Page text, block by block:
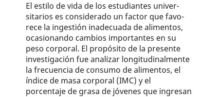
El estilo de vida de los estudiantes univer­
sitarios es considerado un factor que favo­
rece la ingestión inadecuada de alimentos,
ocasionando cambios importantes en su
peso corporal. El propósito de la presente
investigación fue analizar longitudinalmente
la frecuencia de consumo de alimentos, el
índice de masa corporal (IMC) y el
porcentaje de grasa de jóvenes que ingresan